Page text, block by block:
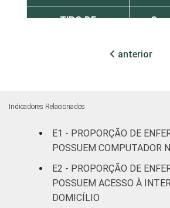
TIPO DE
Sem
(mais
FAIXA ETÁRIA
anterior
Indicadores Relacionados
E1 - PROPORÇÃO DE
POSSUEM COMPUTADOR
E2 - PROPORÇÃO DE
POSSUEM ACESSO À
DOMICÍLIO